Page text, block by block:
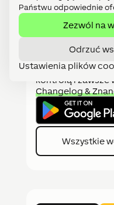
Państwu odpowiednie
Zezwól na
Odrzuć
Ustawienia plików
Aplikacja
Twój budynek.
aplikacji LOXONE
kontrolą i zawsze
Changelog &
Wszystkie